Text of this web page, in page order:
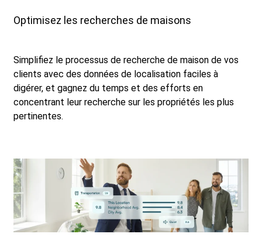
Optimisez les recherches de maisons
Simplifiez le processus de recherche de maison de vos
clients avec des données de localisation faciles à
digérer, et gagnez du temps et des efforts en
concentrant leur recherche sur les propriétés les plus
pertinentes.